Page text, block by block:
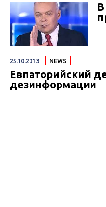
В
25.10.2013 NEWS
Евпаторийский
дезинформации